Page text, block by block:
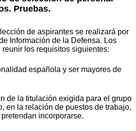
Pruebas.
de aspirantes se realizará por
Información de la Defensa. Los
los requisitos siguientes:
española y ser mayores de
de la titulación exigida para el grupo
en la relación de puestos de trabajo,
incorporarse.